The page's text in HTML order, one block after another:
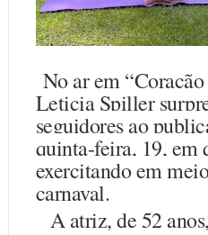
No ar em
Leticia Spiller
seguidores ao
quinta-feira, 19, em
exercitando em
carnaval.
A atriz, de 52